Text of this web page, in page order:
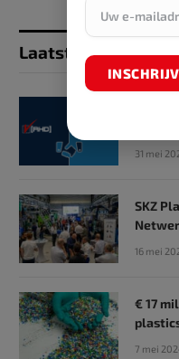
Laatst toegevoegd
SKZ
31 mei
SKZ
16 mei
€ 17
7 mei